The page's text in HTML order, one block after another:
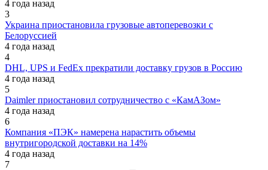
4 года назад
3
Украина приостановила грузовые автоперевозки с
Белоруссией
4 года назад
4
DHL, UPS и FedEx прекратили доставку грузов в Россию
4 года назад
5
Daimler приостановил сотрудничество с «КамАЗом»
4 года назад
6
Компания «ПЭК» намерена нарастить объемы
внутригородской доставки на 14%
4 года назад
7